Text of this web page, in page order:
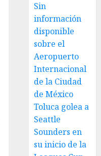
Sin
información
disponible
sobre el
Aeropuerto
Internacional
de la Ciudad
de México
Toluca golea a
Seattle
Sounders en
su inicio de la